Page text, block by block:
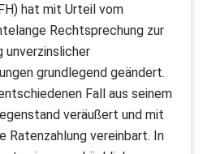
hat mit Urteil vom
Rechtsprechung zur
unverzinslicher
grundlegend geändert.
Fall aus seinem
veräußert und mit
Ratenzahlung vereinbart. In